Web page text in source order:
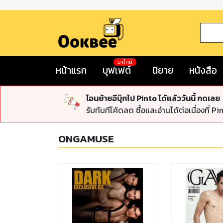
หน้าแรก บุฟเฟต์
มาใหม่
นิยาย หนังสือ
โอนย้ายอีบุ๊กไป Pinto ได้แล้ววันนี้ กดเลย
รับทันทีโค้ดลด ซื้อและอ่านได้ต่อเนื่องที่
ONGAMUSE